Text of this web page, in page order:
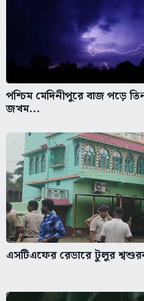
পশ্চিম মেদিনীপুরে বাজ পড়ে
জখম...
এসটিএফের রেডারে টুলুর